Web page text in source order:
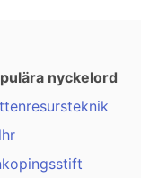
nyckelord